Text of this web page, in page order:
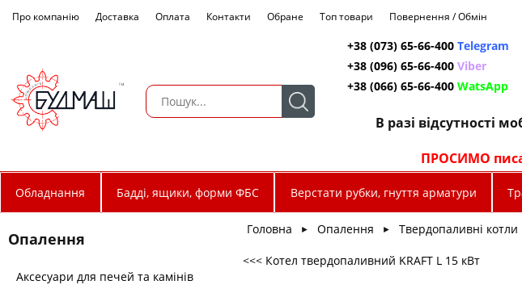
Про компанію Доставка Оплата Контакти Обране Топ товари Повернення / Обмін
+38 (073) 65-66-400 Telegram
+38 (096) 65-66-400 Viber
+38 (066) 65-66-400 WatsApp
В разі відсутності
ПРОСИМО
Обладнання Бадді, ящики, форми ФБС Верстати рубки, гнуття арматури
Опалення
Аксесуари для печей та камінів
Головна ► Опалення ► Твердопаливні котли
<<< Котел твердопаливний KRAFT L 15 кВт